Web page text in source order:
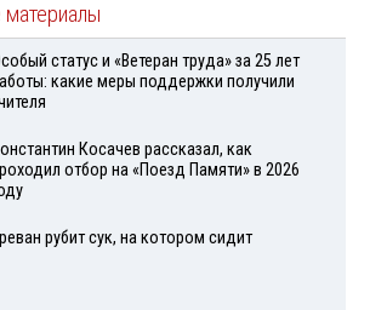
статус и «Ветеран труда» за 25 лет
какие меры поддержки получили
Косачев рассказал, как
отбор на «Поезд Памяти» в 2026
рубит сук, на котором сидит